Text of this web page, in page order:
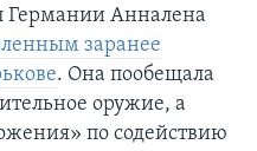
Германии Анналена
заранее
. Она пообещала
оружие, а
по содействию